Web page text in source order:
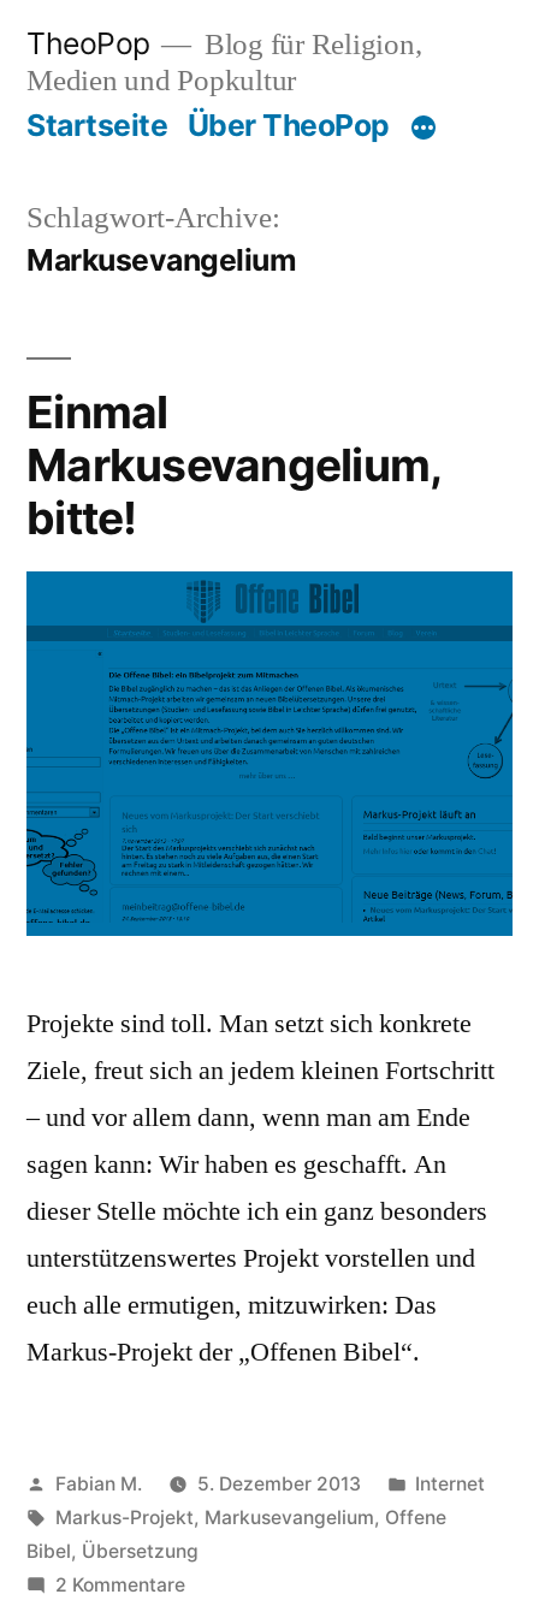
Inhalt
springen
TheoPop
Blog für Religion,
Medien und Popkultur
Startseite Über TheoPop
Schlagwort-Archive:
Markusevangelium
Einmal
Markusevangelium,
bitte!
Projekte sind toll. Man setzt sich konkrete
Ziele, freut sich an jedem kleinen Fortschritt
– und vor allem dann, wenn man am Ende
sagen kann: Wir haben es geschafft. An
dieser Stelle möchte ich ein ganz besonders
unterstützenswertes Projekt vorstellen und
euch alle ermutigen, mitzuwirken: Das
Markus-Projekt der „Offenen Bibel“.
Veröffentlicht
von
Fabian M. 5. Dezember 2013
Veröffentlicht
in
Internet
Schlagwörter:
Markus-Projekt, Markusevangelium, Offene
Bibel, Übersetzung
2 Kommentarezu